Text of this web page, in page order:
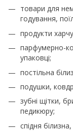
товари для
годування,
продукти
парфумерно-
упаковці;
постільна
подушки,
зубні щітки,
педикюру;
спідня